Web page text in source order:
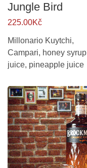
Jungle Bird
225.00Kč
Millonario Kuytchi,
Campari, honey
juice, pineapple juice